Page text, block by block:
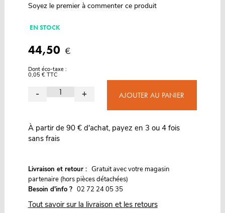
Soyez le premier à commenter ce produit
EN STOCK
44,50 €
Dont éco-taxe :
0,05 € TTC
- + AJOUTER AU PANIER
À partir de 90 € d'achat, payez en 3 ou 4 fois
sans frais
Livraison et retour : Gratuit avec votre magasin
partenaire (hors pièces détachées)
Besoin d'info ? 02 72 24 05 35
Tout savoir sur la livraison et les retours